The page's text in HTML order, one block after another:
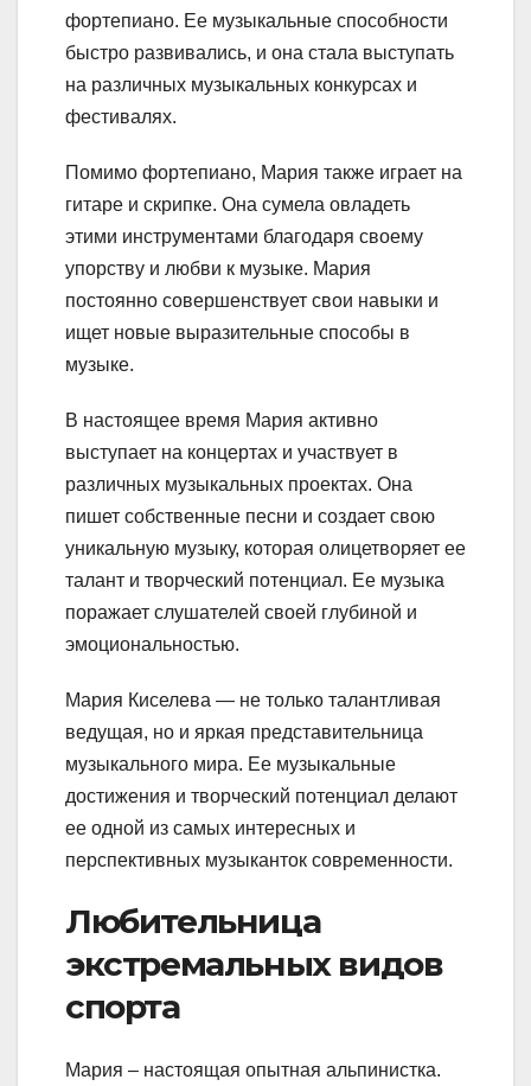
фортепиано. Ее музыкальные способности
быстро развивались, и она стала выступать
на различных музыкальных конкурсах и
фестивалях.
Помимо фортепиано, Мария также играет на
гитаре и скрипке. Она сумела овладеть
этими инструментами благодаря своему
упорству и любви к музыке. Мария
постоянно совершенствует свои навыки и
ищет новые выразительные способы в
музыке.
В настоящее время Мария активно
выступает на концертах и участвует в
различных музыкальных проектах. Она
пишет собственные песни и создает свою
уникальную музыку, которая олицетворяет ее
талант и творческий потенциал. Ее музыка
поражает слушателей своей глубиной и
эмоциональностью.
Мария Киселева — не только талантливая
ведущая, но и яркая представительница
музыкального мира. Ее музыкальные
достижения и творческий потенциал делают
ее одной из самых интересных и
перспективных музыканток современности.
Любительница
экстремальных видов
спорта
Мария – настоящая опытная альпинистка.